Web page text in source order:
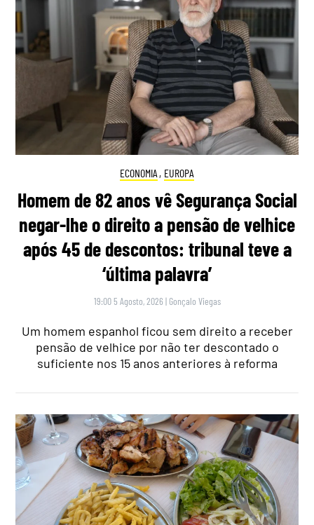
ECONOMIA , EUROPA
Homem de 82 anos vê Segurança Social
negar-lhe o direito a pensão de velhice
após 45 de descontos: tribunal teve a
‘última palavra’
19:00 5 Agosto, 2026 | Gonçalo Viegas
Um homem espanhol ficou sem direito a receber
pensão de velhice por não ter descontado o
suficiente nos 15 anos anteriores à reforma